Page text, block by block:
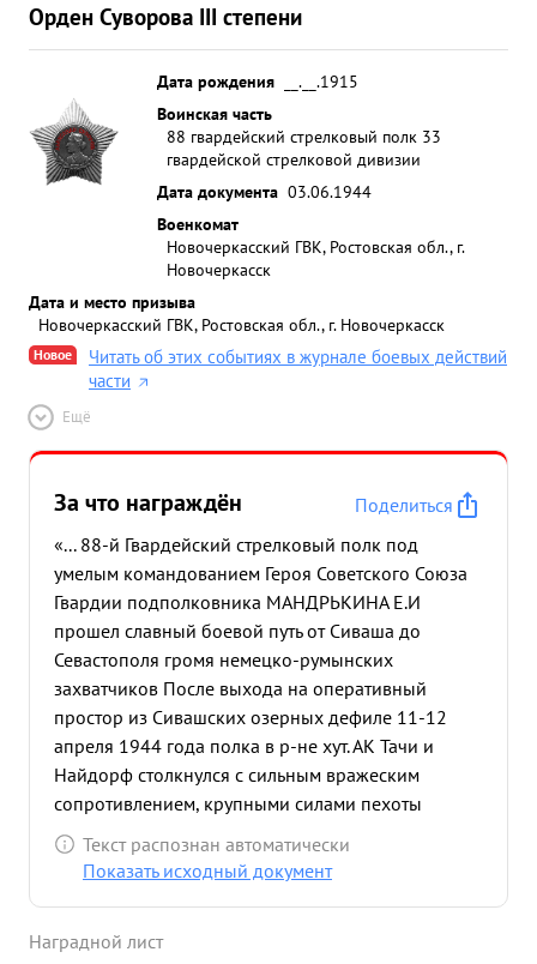
Орден Суворова III степени
Дата рождения
__.__.1915
Воинская часть
88 гвардейский стрелковый полк 33
гвардейской стрелковой дивизии
Дата документа 03.06.1944
Военкомат
Новочеркасский ГВК, Ростовская обл., г.
Новочеркасск
Дата и место призыва
Новочеркасский ГВК, Ростовская обл., г. Новочеркасск
Новое
Читать об этих событиях в журнале боевых действий
части
Ещё
За что награждён
Поделиться
«... 88-й Гвардейский стрелковый полк под
умелым командованием Героя Советского Союза
Гвардии подполковника МАНДРЬКИНА Е.И
прошел славный боевой путь от Сиваша до
Севастополя громя немецко-румынских
захватчиков После выхода на оперативный
простор из Сивашских озерных дефиле 11-12
апреля 1944 года полка в р-не хут. АК Тачи и
Найдорф столкнулся с сильным вражеским
сопротивлением, крупными силами пехоты
поддержаной 8 тяжелыми танками, на заранее
подготовленных противником рубежах. Герой
вражеского сопротивления а кое-где смело
Текст распознан автоматически
Показать исходный документ
Наградной лист